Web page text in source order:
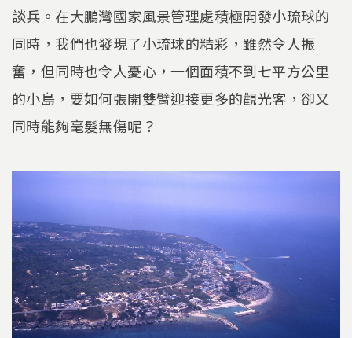
談兵。在大鵬灣國家風景管理處積極開發小琉球的
同時，我們也發現了小琉球的精彩，雖然令人振
奮，但同時也令人憂心，一個面積不到七平方公里
的小島，要如何張開雙臂迎接更多的觀光客，卻又
同時能夠毫髮無傷呢？